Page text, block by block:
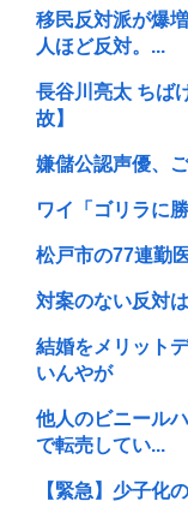
移民反対派が爆
人ほど反対。...
長谷川亮太 ちば
故】
嫌儲公認声優、
ワイ「ゴリラに
松戸市の77連勤
対案のない反対
結婚をメリット
いんやが
他人のビニール
で転売してい...
【緊急】少子化